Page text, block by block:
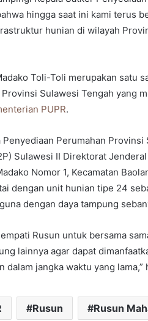
hingga saat ini kami terus
hunian di wilayah
Toli-Toli merupakan satu
Sulawesi Tengah yang
PUPR.
Perumahan Provinsi
Sulawesi II Direktorat
Nomor 1, Kecamatan
dengan unit hunian tipe 24
dengan daya tampung
Rusun untuk bersama
lainnya agar dapat
jangka waktu yang lama,”
Rusun Rusun